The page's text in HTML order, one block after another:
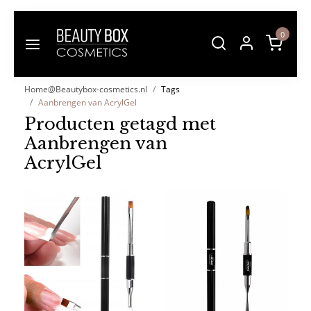
0
Home@Beautybox-cosmetics.nl
Tags
Aanbrengen van AcrylGel
Producten getagd met
Aanbrengen van
AcrylGel